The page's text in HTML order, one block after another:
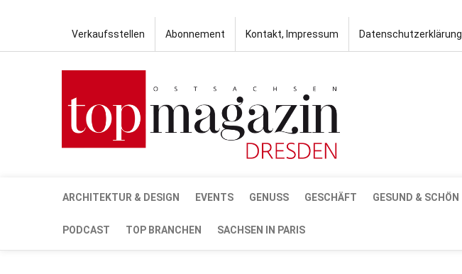
Verkaufsstellen Abonnement Kontakt, Impressum Datenschutzerklärung
ARCHITEKTUR & DESIGN EVENTS GENUSS GESCHÄFT GESUND & SCHÖN
PODCAST TOP BRANCHEN SACHSEN IN PARIS